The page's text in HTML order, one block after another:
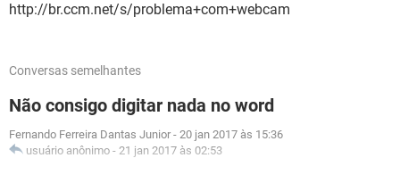
http://br.ccm.net/s/problema+com+webcam
Conversas semelhantes
Não consigo digitar nada no word
Fernando Ferreira Dantas Junior - 20 jan 2017 às 15:36
usuário anônimo - 21 jan 2017 às 02:53